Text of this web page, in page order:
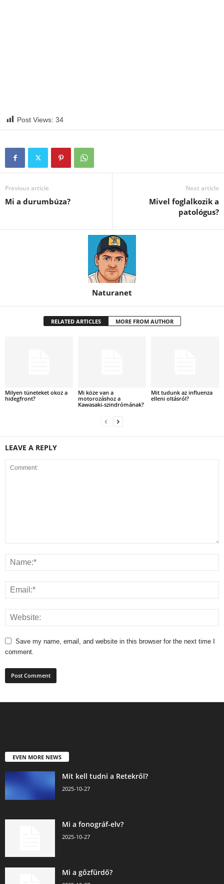
Post Views: 34
Previous article
Mi a durumbúza?
Next article
Mivel foglalkozik a
patológus?
Naturanet
RELATED ARTICLES MORE FROM AUTHOR
Milyen tüneteket okoz a
hidegfront?
Mi köze van a
motorozáshoz a
Kawasaki-szindrómának?
Mit tudunk az influenza
elleni oltásról?
LEAVE A REPLY
Save my name, email, and website in this browser for the next time I
comment.
EVEN MORE NEWS
Mit kell tudni a Retekről?
2025-10-27
Mi a fonográf-elv?
2025-10-27
Mi a gőzfürdő?